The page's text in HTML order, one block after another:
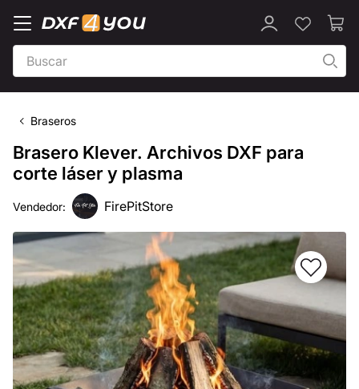
Braseros
Brasero Klever. Archivos DXF para
corte láser y plasma
Vendedor: FirePitStore